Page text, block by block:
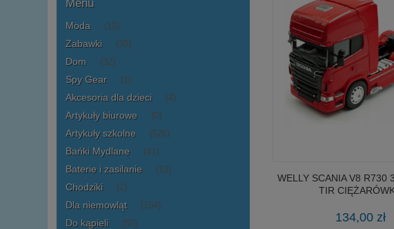
Menu
Moda (15)
Zabawki (39)
Dom (32)
Spy Gear (1)
Akcesoria dla dzieci (4)
Artykuły biurowe (0)
Artykuły szkolne (526)
Bańki Mydlane (41)
Baterie i zasilanie (13)
Chodziki (2)
Dla niemowląt (154)
Do kąpieli (55)
WELLY SCANIA V8 R730
TIR
134,00 zł